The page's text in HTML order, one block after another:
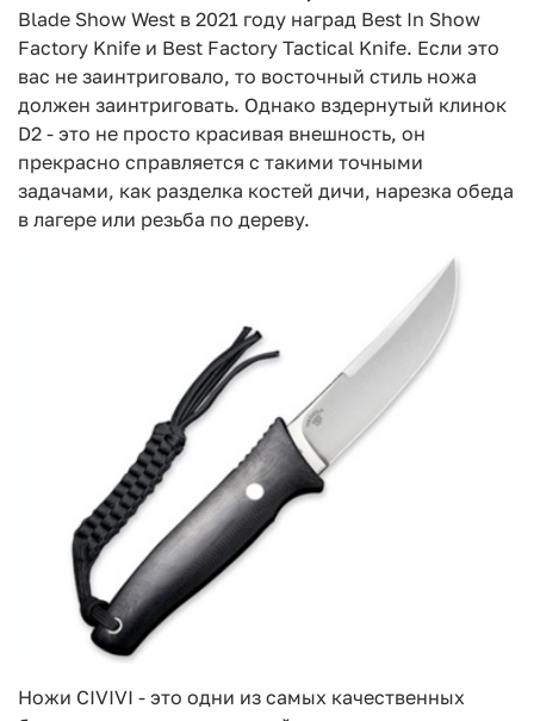
Blade Show West в 2021 году наград Best In Show
Factory Knife и Best Factory Tactical Knife. Если это
вас не заинтриговало, то восточный стиль ножа
должен заинтриговать. Однако вздернутый клинок
D2 - это не просто красивая внешность, он
прекрасно справляется с такими точными
задачами, как разделка костей дичи, нарезка обеда
в лагере или резьба по дереву.
Ножи CIVIVI - это одни из самых качественных